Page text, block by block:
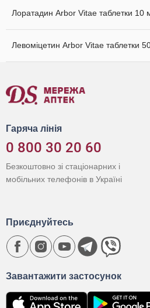
Лоратадин Arbor Vitae таблетки 10
Левоміцетин Arbor Vitae таблетки
Гаряча лінія
0 800 30 20 60
Безкоштовно зі стаціонарних і
мобільних телефонів в Україні
Завантажити застосунок
Приєднуйтесь